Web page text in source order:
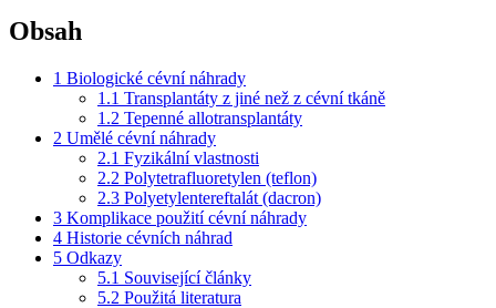
Obsah
1 Biologické cévní náhrady
1.1 Transplantáty z jiné než z cévní tkáně
1.2 Tepenné allotransplantáty
2 Umělé cévní náhrady
2.1 Fyzikální vlastnosti
2.2 Polytetrafluoretylen (teflon)
2.3 Polyetylentereftalát (dacron)
3 Komplikace použití cévní náhrady
4 Historie cévních náhrad
5 Odkazy
5.1 Související články
5.2 Použitá literatura